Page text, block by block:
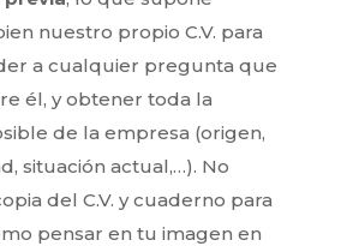
nuestro propio C.V. para
a cualquier pregunta que
él, y obtener toda la
de la empresa (origen,
situación actual,…). No
del C.V. y cuaderno para
pensar en tu imagen en